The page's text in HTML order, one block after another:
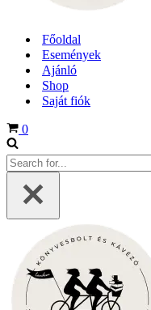
Főoldal
Események
Ajánló
Shop
Saját fiók
Cart
0
Search
for...